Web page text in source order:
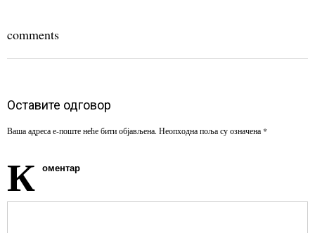
comments
Оставите одговор
Ваша адреса е-поште неће бити објављена. Неопходна поља су означена *
К оментар